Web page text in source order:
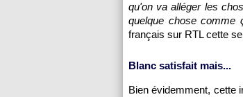
qu'on va alléger les
quelque chose
français sur RTL cette
Blanc satisfait mais...
Bien évidemment, cette